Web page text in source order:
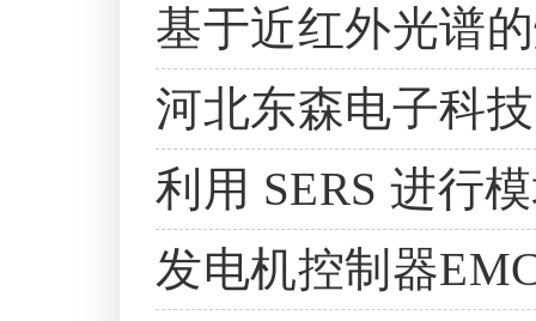
基于近红外光谱
河北东森电子科
利用 SERS 进行
发电机控制器